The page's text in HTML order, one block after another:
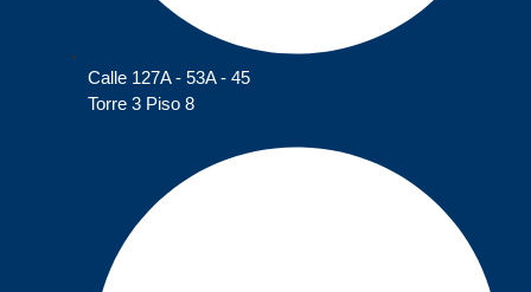
Calle 127A - 53A - 45
Torre 3 Piso 8